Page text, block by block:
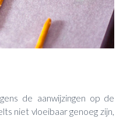
de aanwijzingen op de
niet vloeibaar genoeg zijn,